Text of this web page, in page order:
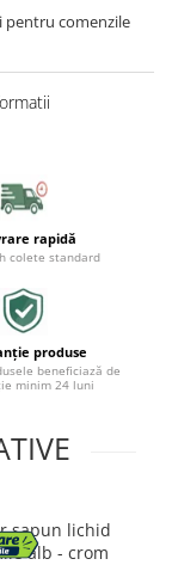
pentru comenzile
rapidă
colete standard
produse
beneficiază de
minim 24 luni
sapun lichid
alb - crom